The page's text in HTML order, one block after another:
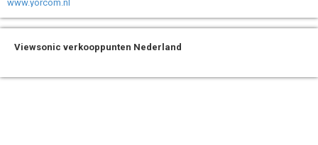
www.yorcom.nl
Viewsonic verkooppunten Nederland